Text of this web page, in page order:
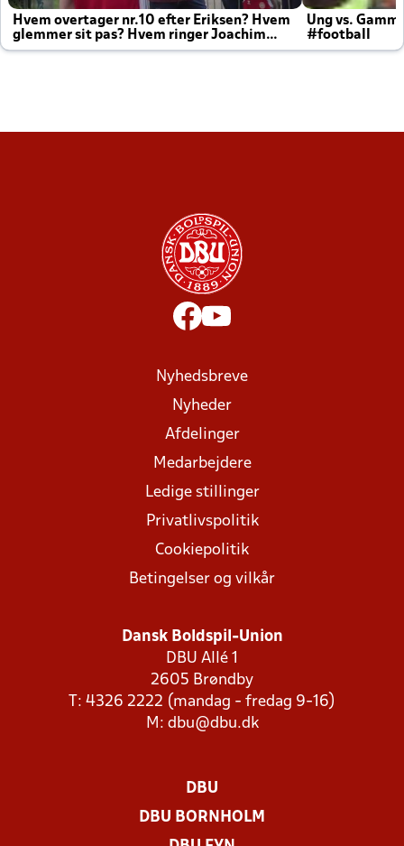
Hvem overtager nr.10 efter Eriksen? Hvem
glemmer sit pas? Hvem ringer Joachim
altid til efter kampe?
Ung vs.
#football
Nyhedsbreve
Nyheder
Afdelinger
Medarbejdere
Ledige stillinger
Privatlivspolitik
Cookiepolitik
Betingelser og vilkår
Dansk Boldspil-Union
DBU Allé 1
2605 Brøndby
T: 4326 2222 (mandag - fredag 9-16)
M: dbu@dbu.dk
DBU
DBU BORNHOLM